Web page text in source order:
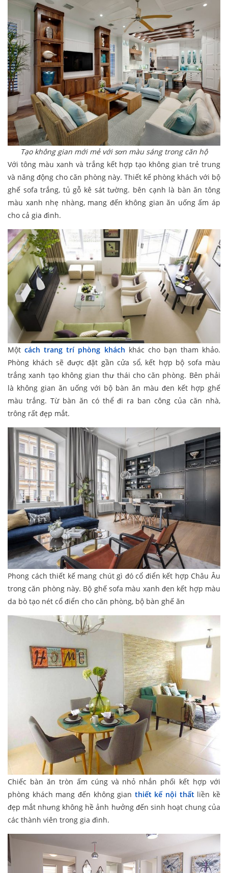
Tạo không gian mới mẻ với sơn màu sáng trong căn hộ
Với tông màu xanh và trắng kết hợp tạo không gian trẻ trung
và năng động cho căn phòng này. Thiết kế phòng khách với bộ
ghế sofa trắng, tủ gỗ kê sát tường. bên cạnh là bàn ăn tông
màu xanh nhẹ nhàng, mang đến không gian ăn uống ấm áp
cho cả gia đình.
Mộtcách trang trí phòng khách khác cho bạn tham khảo.
Phòng khách sẽ được đặt gần cửa sổ, kết hợp bộ sofa màu
trắng xanh tạo không gian thư thái cho căn phòng. Bên phải
là không gian ăn uống với bộ bàn ăn màu đen kết hợp ghế
màu trắng. Từ bàn ăn có thể đi ra ban công của căn nhà,
trông rất đẹp mắt.
Phong cách thiết kế mang chút gì đó cổ điển kết hợp Châu Âu
trong căn phòng này. Bộ ghế sofa màu xanh đen kết hợp màu
da bò tạo nét cổ điển cho căn phòng, bộ bàn ghế ăn
Chiếc bàn ăn tròn ấm cúng và nhỏ nhắn phối kết hợp với
phòng khách mang đến không gian thiết kế nội thất liền kề
đẹp mắt nhưng không hề ảnh hưởng đến sinh hoạt chung của
các thành viên trong gia đình.